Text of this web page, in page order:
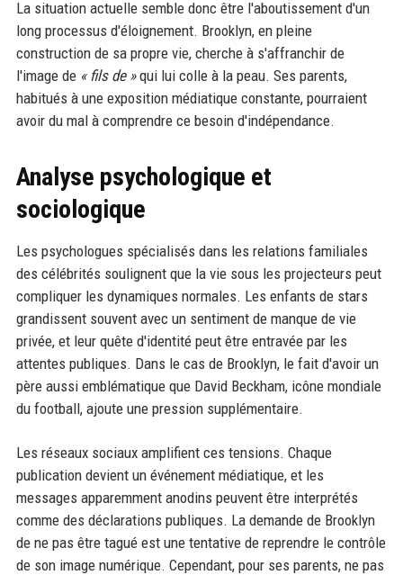
La situation actuelle semble donc être l'aboutissement d'un
long processus d'éloignement. Brooklyn, en pleine
construction de sa propre vie, cherche à s'affranchir de
l'image de « fils de »qui lui colle à la peau. Ses parents,
habitués à une exposition médiatique constante, pourraient
avoir du mal à comprendre ce besoin d'indépendance.
Analyse psychologique et
sociologique
Les psychologues spécialisés dans les relations familiales
des célébrités soulignent que la vie sous les projecteurs peut
compliquer les dynamiques normales. Les enfants de stars
grandissent souvent avec un sentiment de manque de vie
privée, et leur quête d'identité peut être entravée par les
attentes publiques. Dans le cas de Brooklyn, le fait d'avoir un
père aussi emblématique que David Beckham, icône mondiale
du football, ajoute une pression supplémentaire.
Les réseaux sociaux amplifient ces tensions. Chaque
publication devient un événement médiatique, et les
messages apparemment anodins peuvent être interprétés
comme des déclarations publiques. La demande de Brooklyn
de ne pas être tagué est une tentative de reprendre le contrôle
de son image numérique. Cependant, pour ses parents, ne pas